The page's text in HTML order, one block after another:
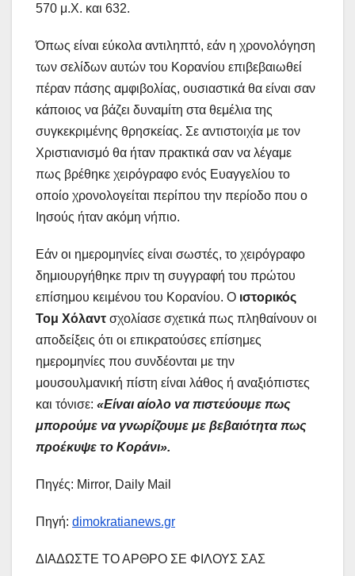
570 μ.Χ. και 632.
Όπως είναι εύκολα αντιληπτό, εάν η χρονολόγηση
των σελίδων αυτών του Κορανίου επιβεβαιωθεί
πέραν πάσης αμφιβολίας, ουσιαστικά θα είναι σαν
κάποιος να βάζει δυναμίτη στα θεμέλια της
συγκεκριμένης θρησκείας. Σε αντιστοιχία με τον
Χριστιανισμό θα ήταν πρακτικά σαν να λέγαμε
πως βρέθηκε χειρόγραφο ενός Ευαγγελίου το
οποίο χρονολογείται περίπου την περίοδο που ο
Ιησούς ήταν ακόμη νήπιο.
Εάν οι ημερομηνίες είναι σωστές, το χειρόγραφο
δημιουργήθηκε πριν τη συγγραφή του πρώτου
επίσημου κειμένου του Κορανίου. Ο ιστορικός
Τομ Χόλαντ σχολίασε σχετικά πως πληθαίνουν οι
αποδείξεις ότι οι επικρατούσες επίσημες
ημερομηνίες που συνδέονται με την
μουσουλμανική πίστη είναι λάθος ή αναξιόπιστες
και τόνισε: «Είναι αίολο να πιστεύουμε πως
μπορούμε να γνωρίζουμε με βεβαιότητα πως
προέκυψε το Κοράνι».
Πηγές: Mirror, Daily Mail
Πηγή: dimokratianews.gr
ΔΙΑΔΩΣΤΕ ΤΟ ΑΡΘΡΟ ΣΕ ΦΙΛΟΥΣ ΣΑΣ